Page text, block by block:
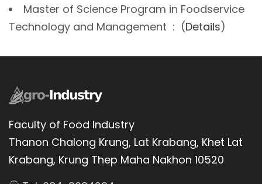
Master of Science Program in Foodservice
Technology and Management : (Details)
Faculty of Food Industry
Thanon Chalong Krung, Lat Krabang, Khet Lat
Krabang, Krung Thep Maha Nakhon 10520